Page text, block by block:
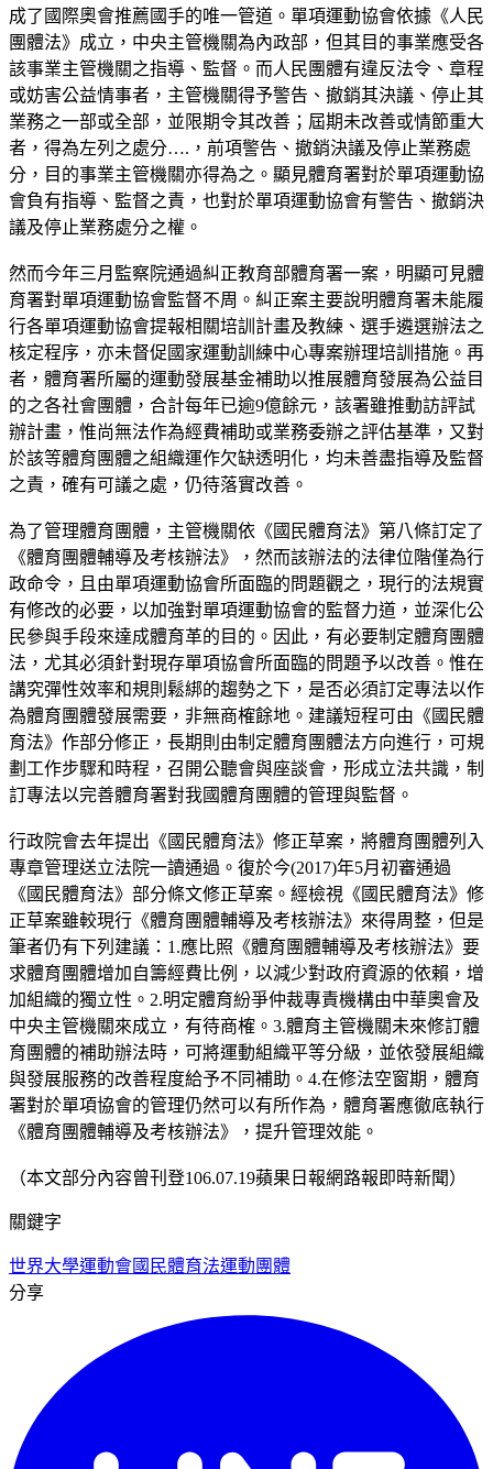
成了國際奧會推薦國手的唯一管道。單項運動協會依據《人民
團體法》成立，中央主管機關為內政部，但其目的事業應受各
該事業主管機關之指導、監督。而人民團體有違反法令、章程
或妨害公益情事者，主管機關得予警告、撤銷其決議、停止其
業務之一部或全部，並限期令其改善；屆期未改善或情節重大
者，得為左列之處分….，前項警告、撤銷決議及停止業務處
分，目的事業主管機關亦得為之。顯見體育署對於單項運動協
會負有指導、監督之責，也對於單項運動協會有警告、撤銷決
議及停止業務處分之權。
然而今年三月監察院通過糾正教育部體育署一案，明顯可見體
育署對單項運動協會監督不周。糾正案主要說明體育署未能履
行各單項運動協會提報相關培訓計畫及教練、選手遴選辦法之
核定程序，亦未督促國家運動訓練中心專案辦理培訓措施。再
者，體育署所屬的運動發展基金補助以推展體育發展為公益目
的之各社會團體，合計每年已逾9億餘元，該署雖推動訪評試
辦計畫，惟尚無法作為經費補助或業務委辦之評估基準，又對
於該等體育團體之組織運作欠缺透明化，均未善盡指導及監督
之責，確有可議之處，仍待落實改善。
為了管理體育團體，主管機關依《國民體育法》第八條訂定了
《體育團體輔導及考核辦法》，然而該辦法的法律位階僅為行
政命令，且由單項運動協會所面臨的問題觀之，現行的法規實
有修改的必要，以加強對單項運動協會的監督力道，並深化公
民參與手段來達成體育革的目的。因此，有必要制定體育團體
法，尤其必須針對現存單項協會所面臨的問題予以改善。惟在
講究彈性效率和規則鬆綁的趨勢之下，是否必須訂定專法以作
為體育團體發展需要，非無商榷餘地。建議短程可由《國民體
育法》作部分修正，長期則由制定體育團體法方向進行，可規
劃工作步驟和時程，召開公聽會與座談會，形成立法共識，制
訂專法以完善體育署對我國體育團體的管理與監督。
行政院會去年提出《國民體育法》修正草案，將體育團體列入
專章管理送立法院一讀通過。復於今(2017)年5月初審通過
《國民體育法》部分條文修正草案。經檢視《國民體育法》修
正草案雖較現行《體育團體輔導及考核辦法》來得周整，但是
筆者仍有下列建議：1.應比照《體育團體輔導及考核辦法》要
求體育團體增加自籌經費比例，以減少對政府資源的依賴，增
加組織的獨立性。2.明定體育紛爭仲裁專責機構由中華奧會及
中央主管機關來成立，有待商榷。3.體育主管機關未來修訂體
育團體的補助辦法時，可將運動組織平等分級，並依發展組織
與發展服務的改善程度給予不同補助。4.在修法空窗期，體育
署對於單項協會的管理仍然可以有所作為，體育署應徹底執行
《體育團體輔導及考核辦法》，提升管理效能。
（本文部分內容曾刊登106.07.19蘋果日報網路報即時新聞）
關鍵字
世界大學運動會國民體育法運動團體
分享